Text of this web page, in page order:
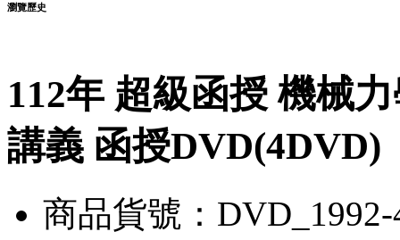
瀏覽歷史
112年 超級函授 機械
講義 函授DVD(4DVD)
商品貨號：DVD_1992-